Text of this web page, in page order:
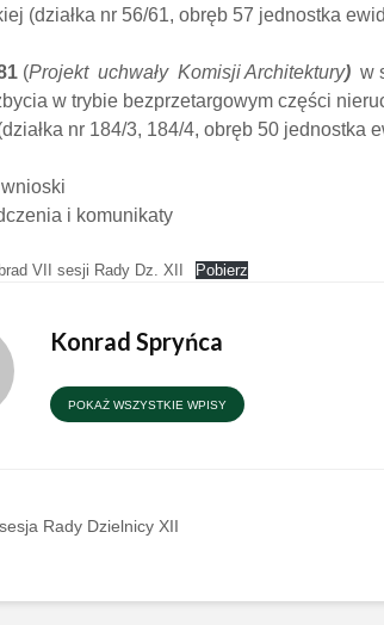
(działka nr 56/61, obręb 57 jednostka
(Projekt uchwały Komisji Architektury) w
w trybie bezprzetargowym części
nr 184/3, 184/4, obręb 50 jednostka
i komunikaty
VII sesji Rady Dz. XII Pobierz
Konrad Spryńca
POKAŻ WSZYSTKIE WPISY
Rady Dzielnicy XII